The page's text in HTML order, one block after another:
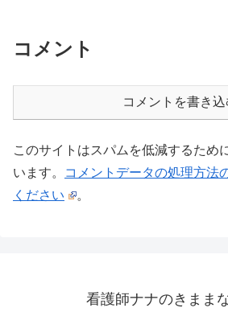
コメント
コメントを書き込
このサイトはスパムを低減するため
います。
コメントデータの処理方法
ください
。
看護師ナナのきまま